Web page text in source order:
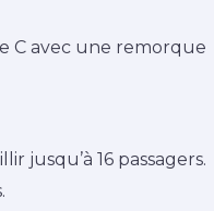
C avec une remorque
jusqu’à 16 passagers.